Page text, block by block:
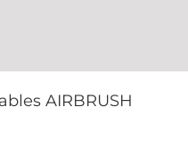
AIRBRUSH